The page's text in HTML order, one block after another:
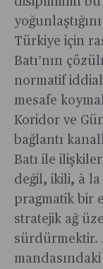
Türkiye için
Batı’nın
normatif
mesafe
Koridor ve
bağlantı
Batı ile
değil, ikili, à la
pragmatik bir
stratejik ağ
sürdürmektir.
mandasındaki